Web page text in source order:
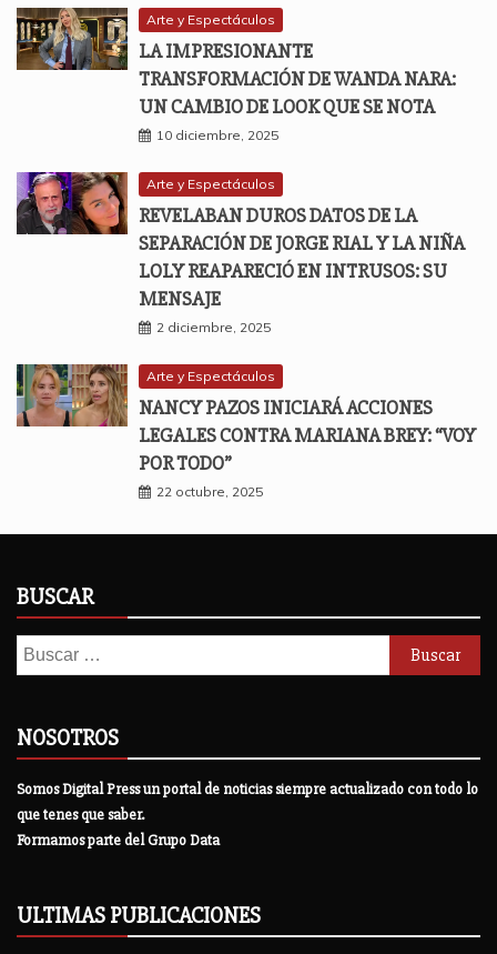
Arte y Espectáculos
LA IMPRESIONANTE
TRANSFORMACIÓN DE WANDA NARA:
UN CAMBIO DE LOOK QUE SE NOTA
10 diciembre, 2025
Arte y Espectáculos
REVELABAN DUROS DATOS DE LA
SEPARACIÓN DE JORGE RIAL Y LA NIÑA
LOLY REAPARECIÓ EN INTRUSOS: SU
MENSAJE
2 diciembre, 2025
Arte y Espectáculos
NANCY PAZOS INICIARÁ ACCIONES
LEGALES CONTRA MARIANA BREY: “VOY
POR TODO”
22 octubre, 2025
BUSCAR
Buscar:
NOSOTROS
Somos Digital Press un portal de noticias siempre actualizado con todo lo
que tenes que saber.
Formamos parte del Grupo Data
ULTIMAS PUBLICACIONES